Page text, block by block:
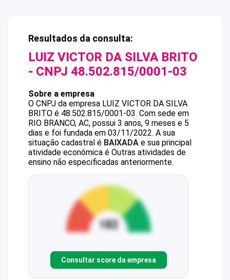
Resultados da consulta:
LUIZ VICTOR DA SILVA BRITO
- CNPJ 48.502.815/0001-03
Sobre a empresa
O CNPJ da empresa LUIZ VICTOR DA SILVA
BRITO é 48.502.815/0001-03. Com sede em
RIO BRANCO, AC, possui 3 anos, 9 meses e 5
dias e foi fundada em 03/11/2022. A sua
situação cadastral é BAIXADA e sua principal
atividade econômica é Outras atividades de
ensino não especificadas anteriormente.
Consultar score da empresa